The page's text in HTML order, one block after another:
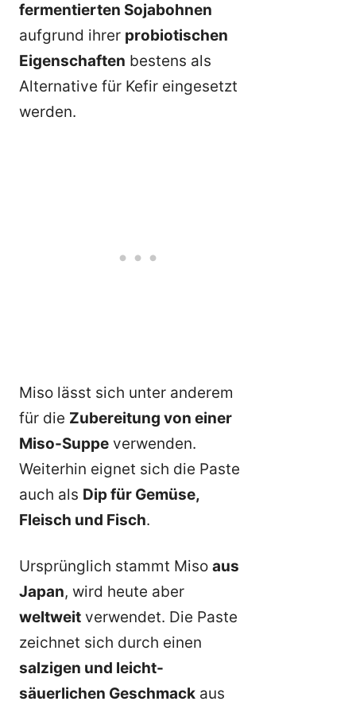
fermentierten Sojabohnen
aufgrund ihrer probiotischen
Eigenschaften bestens als
Alternative für Kefir eingesetzt
werden.
Miso lässt sich unter anderem
für die Zubereitung von einer
Miso-Suppe verwenden.
Weiterhin eignet sich die Paste
auch als Dip für Gemüse,
Fleisch und Fisch.
Ursprünglich stammt Miso aus
Japan, wird heute aber
weltweit verwendet. Die Paste
zeichnet sich durch einen
salzigen und leicht-
säuerlichen Geschmack aus